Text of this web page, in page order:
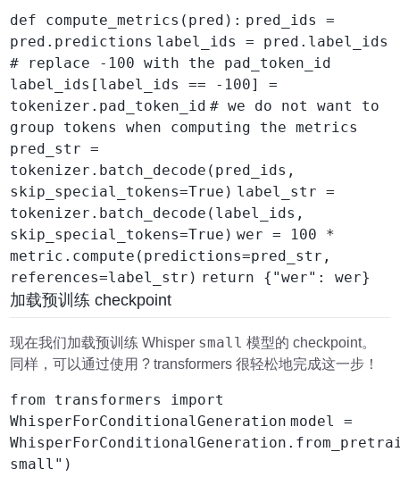
def compute_metrics(pred): pred_ids =
pred.predictions label_ids = pred.label_ids
# replace -100 with the pad_token_id
label_ids[label_ids == -100] =
tokenizer.pad_token_id # we do not want to
group tokens when computing the metrics
pred_str =
tokenizer.batch_decode(pred_ids,
skip_special_tokens=True) label_str =
tokenizer.batch_decode(label_ids,
skip_special_tokens=True) wer = 100 *
metric.compute(predictions=pred_str,
references=label_str) return {"wer": wer}
加载预训练 checkpoint
现在我们加载预训练 Whisper small 模型的 checkpoint。
同样，可以通过使用 ? transformers 很轻松地完成这一步！
from transformers import
WhisperForConditionalGeneration model =
small")